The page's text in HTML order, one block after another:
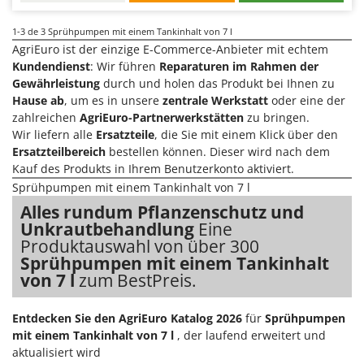
Klimaanlagen – Klimageräte
Knetmaschinen
Knochensägen
Kompressoren - elektrisch
Kompressoren für Ernte und Baumschnitt
Kreiseleggen
Küchenreiben - elektrisch
Kükenaufzuchtboxen
L
Laderampe aus Aluminium
Laubsauger - Laubbläser
Laubsauger auf Rädern
Luftentfeuchter
Luftkühler
E
Echo
EcoFlow
Edilmark
Effeuno
Einhell
Elegen
Energy Gruppi
Enotecnica Pillan
Eschenfelder
EuroMech
Eurosystems
F
FAC
Fama Industrie
1-3 de 3 Sprühpumpen mit einem Tankinhalt von 7 l
AgriEuro ist der einzige E-Commerce-Anbieter mit echtem
Kundendienst: Wir führen Reparaturen im Rahmen der
Gewährleistung durch und holen das Produkt bei Ihnen zu
Hause ab, um es in unsere zentrale Werkstatt oder eine der
zahlreichen AgriEuro-Partnerwerkstätten zu bringen.
Wir liefern alle Ersatzteile, die Sie mit einem Klick über den
Ersatzteilbereich bestellen können. Dieser wird nach dem
Kauf des Produkts in Ihrem Benutzerkonto aktiviert.
Sprühpumpen mit einem Tankinhalt von 7 l
Alles rundum Pflanzenschutz und
Unkrautbehandlung Eine
Produktauswahl von über 300
Sprühpumpen mit einem Tankinhalt
von 7 lzum BestPreis.
Entdecken Sie den AgriEuro Katalog 2026 für Sprühpumpen
mit einem Tankinhalt von 7 l , der laufend erweitert und
aktualisiert wird